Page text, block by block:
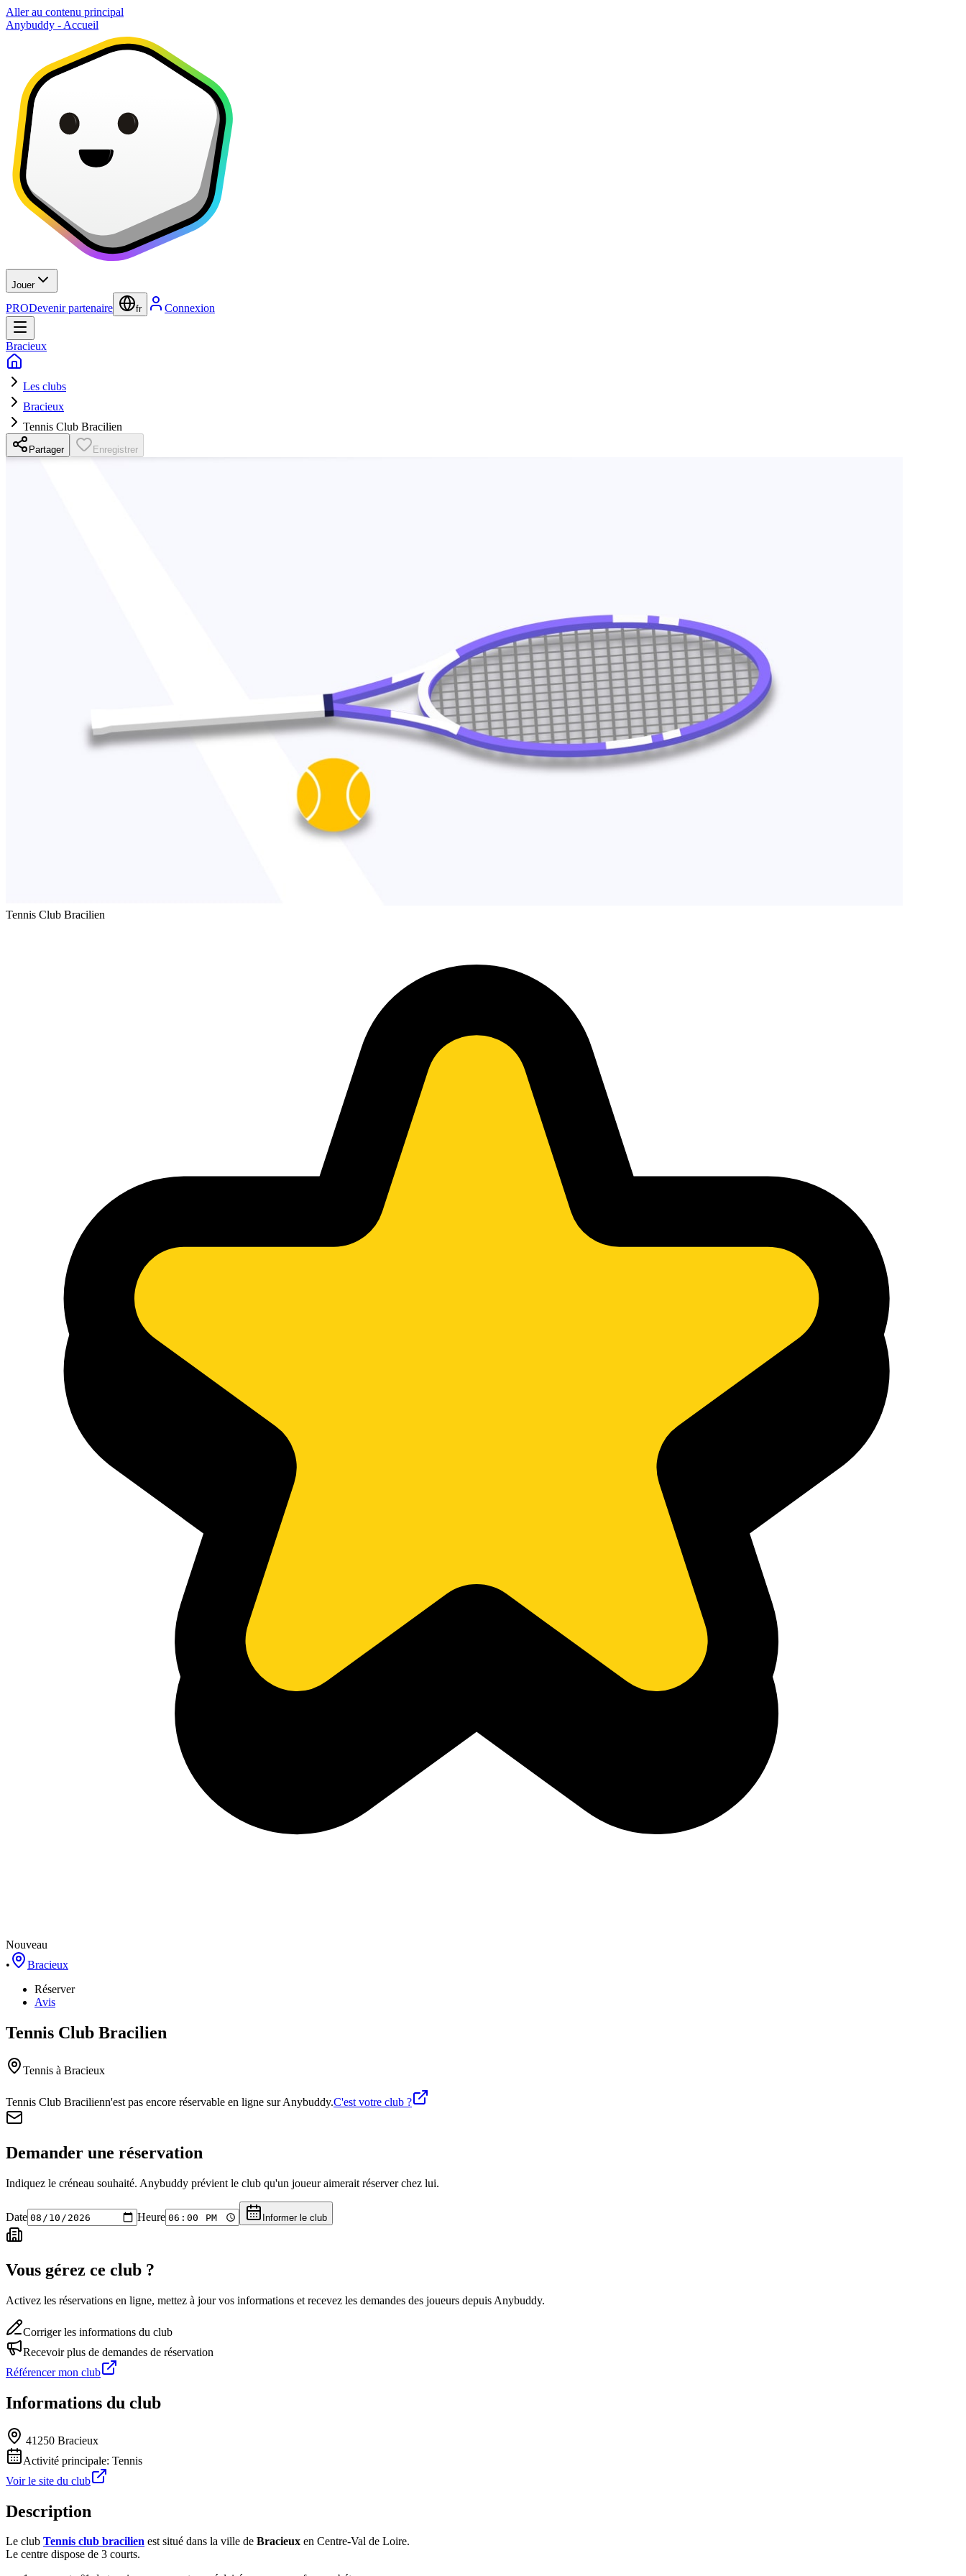
Aller au contenu principal
Anybuddy - Accueil
Jouer
PRODevenir partenaire fr Connexion
Bracieux
Les clubs
Bracieux
Tennis Club Bracilien
Partager Enregistrer
Tennis Club Bracilien
Nouveau
•
Bracieux
Réserver
Avis
Tennis Club Bracilien
Tennis à Bracieux
Tennis Club Bracilienn'est pas encore réservable en ligne sur Anybuddy.C'est votre club ?
Demander une réservation
Indiquez le créneau souhaité. Anybuddy prévient le club qu'un joueur aimerait réserver chez lui.
Date Heure Informer le club
Vous gérez ce club ?
Activez les réservations en ligne, mettez à jour vos informations et recevez les demandes des joueurs depuis Anybuddy.
Corriger les informations du club
Recevoir plus de demandes de réservation
Référencer mon club
Informations du club
41250 Bracieux
Activité principale: Tennis
Voir le site du club
Description
Le club Tennis club bracilien est situé dans la ville de Bracieux en Centre-Val de Loire.
Le centre dispose de 3 courts.